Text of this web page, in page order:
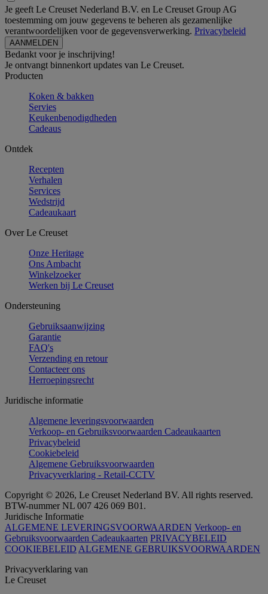
Je geeft Le Creuset Nederland B.V. en Le Creuset Group AG
toestemming om jouw gegevens te beheren als gezamenlijke
verantwoordelijken voor de gegevensverwerking. Privacybeleid
Bedankt voor je inschrijving!
Je ontvangt binnenkort updates van Le Creuset.
Producten
Koken & bakken
Servies
Keukenbenodigdheden
Cadeaus
Ontdek
Recepten
Verhalen
Services
Wedstrijd
Cadeaukaart
Over Le Creuset
Onze Heritage
Ons Ambacht
Winkelzoeker
Werken bij Le Creuset
Ondersteuning
Gebruiksaanwijzing
Garantie
FAQ's
Verzending en retour
Contacteer ons
Herroepingsrecht
Juridische informatie
Algemene leveringsvoorwaarden
Verkoop- en Gebruiksvoorwaarden Cadeaukaarten
Privacybeleid
Cookiebeleid
Algemene Gebruiksvoorwaarden
Privacyverklaring - Retail-CCTV
Copyright © 2026, Le Creuset Nederland BV. All rights reserved.
BTW-nummer NL 007 426 069 B01.
Juridische Informatie
ALGEMENE LEVERINGSVOORWAARDEN Verkoop- en
Gebruiksvoorwaarden Cadeaukaarten PRIVACYBELEID
COOKIEBELEID ALGEMENE GEBRUIKSVOORWAARDEN
Privacyverklaring van
Le Creuset